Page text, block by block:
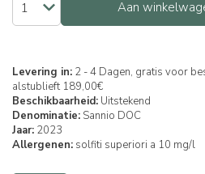
Aan
Levering in: 2 - 4 Dagen, gratis voor
alstublieft 189,00€
Beschikbaarheid: Uitstekend
Denominatie: Sannio DOC
Jaar: 2023
Allergenen: solfiti superiori a 10 mg/l